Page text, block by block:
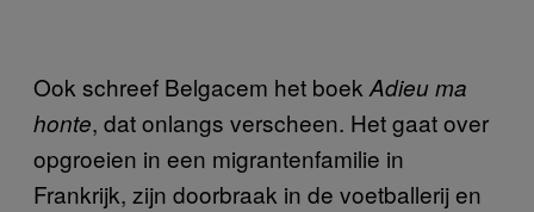
Ook schreef Belgacem het boek Adieu ma
honte, dat onlangs verscheen. Het gaat over
opgroeien in een migrantenfamilie in
Frankrijk, zijn doorbraak in de voetballerij en